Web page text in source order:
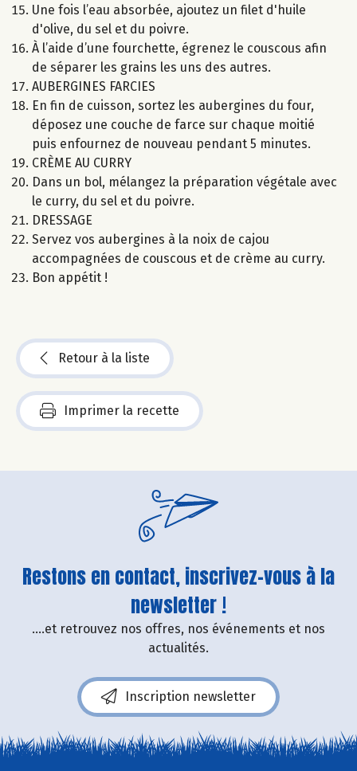
Une fois l’eau absorbée, ajoutez un filet d'huile
d'olive, du sel et du poivre.
À l’aide d’une fourchette, égrenez le couscous afin
de séparer les grains les uns des autres.
AUBERGINES FARCIES
En fin de cuisson, sortez les aubergines du four,
déposez une couche de farce sur chaque moitié
puis enfournez de nouveau pendant 5 minutes.
CRÈME AU CURRY
Dans un bol, mélangez la préparation végétale avec
le curry, du sel et du poivre.
DRESSAGE
Servez vos aubergines à la noix de cajou
accompagnées de couscous et de crème au curry.
Bon appétit !
Retour à la liste
Imprimer la recette
Restons en contact, inscrivez-vous à la
newsletter !
....et retrouvez nos offres, nos événements et nos
actualités.
Inscription newsletter